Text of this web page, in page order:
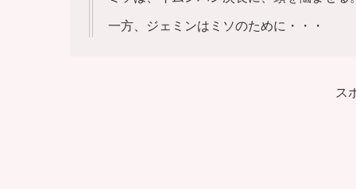
一方、ジェミンはミソのために・・・
ス